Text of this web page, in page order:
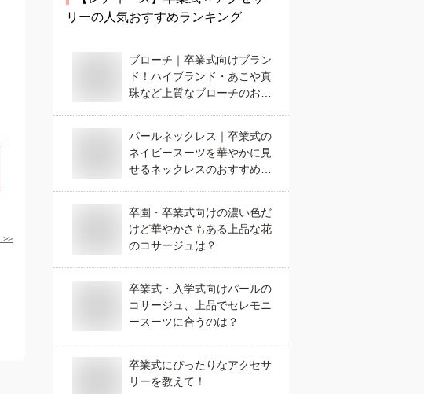
>>
リーの人気おすすめランキング
ブローチ｜卒業式向けブラン
ド！ハイブランド・あこや真
珠など上質なブローチのおす
パールネックレス｜卒業式の
ネイビースーツを華やかに見
せるネックレスのおすすめ
卒園・卒業式向けの濃い色だ
けど華やかさもある上品な花
のコサージュは？
卒業式・入学式向けパールの
コサージュ、上品でセレモニ
ースーツに合うのは？
卒業式にぴったりなアクセサ
リーを教えて！